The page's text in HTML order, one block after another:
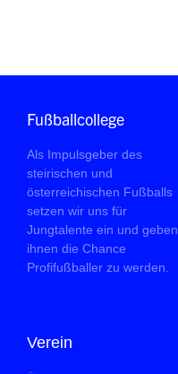
Fußballcollege
Als Impulsgeber des
steirischen und
österreichischen Fußballs
setzen wir uns für
Jungtalente ein und geben
ihnen die Chance
Profifußballer zu werden.
Verein